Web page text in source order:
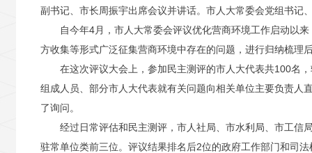
副书记、市长周振宇出席会议并讲话。市人大常委会党组书记
自今年4月，市人大常委会评议优化营商环境工作启动以
方收集等形式广泛征集营商环境中存在的问题，进行归纳梳理
在这次评议大会上，参加民主测评的市人大代表共100名
组成人员、部分市人大代表就有关问题向相关单位主要负责人
了询问。
经过日常评估和民主测评，市人社局、市水利局、市工信
驻常单位类前三位。评议结果排名后2位的政府工作部门和司